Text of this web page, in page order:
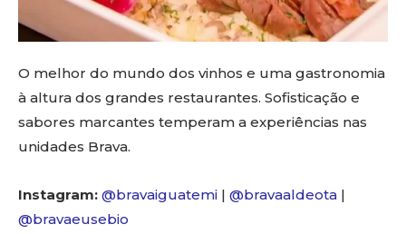
O melhor do mundo dos vinhos e uma gastronomia
à altura dos grandes restaurantes. Sofisticação e
sabores marcantes temperam a experiências nas
unidades Brava.
Instagram: @bravaiguatemi | @bravaaldeota |
@bravaeusebio